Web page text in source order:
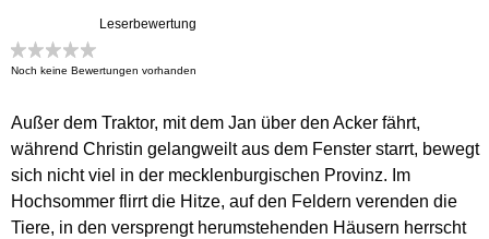
Leserbewertung
Noch keine Bewertungen vorhanden
Außer dem Traktor, mit dem Jan über den Acker fährt,
während Christin gelangweilt aus dem Fenster starrt, bewegt
sich nicht viel in der mecklenburgischen Provinz. Im
Hochsommer flirrt die Hitze, auf den Feldern verenden die
Tiere, in den versprengt herumstehenden Häusern herrscht